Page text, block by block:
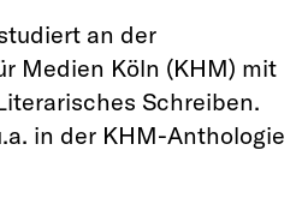
an der
Medien Köln (KHM) mit
Schreiben.
in der KHM-Anthologie